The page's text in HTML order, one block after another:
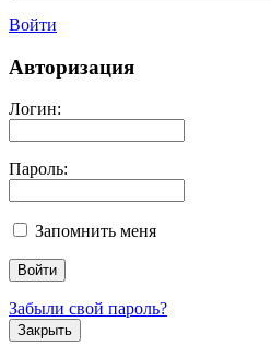
Войти
Авторизация
Логин:
Пароль:
Запомнить меня
Забыли свой пароль?
Закрыть